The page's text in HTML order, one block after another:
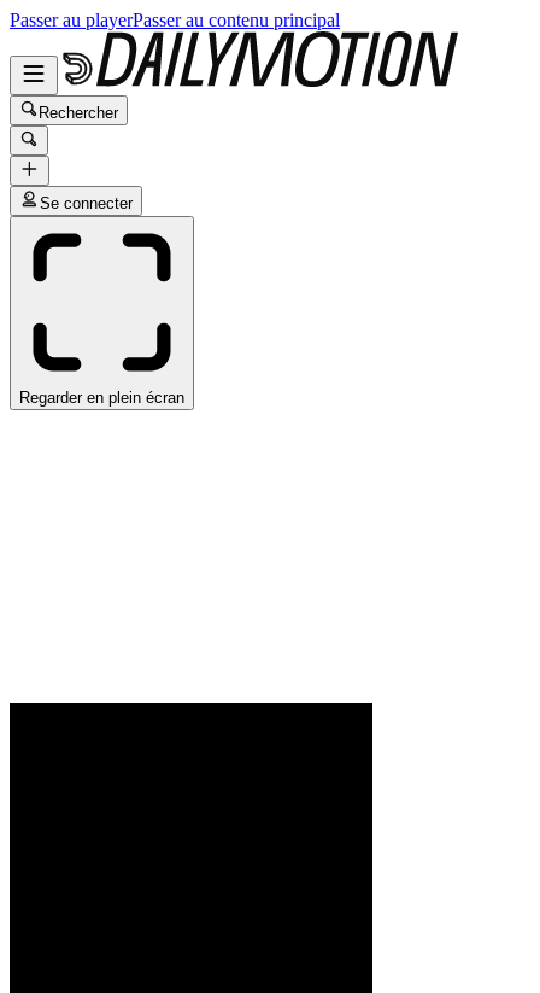
Passer au playerPasser au contenu principal
Rechercher
Se connecter
Regarder en plein écran